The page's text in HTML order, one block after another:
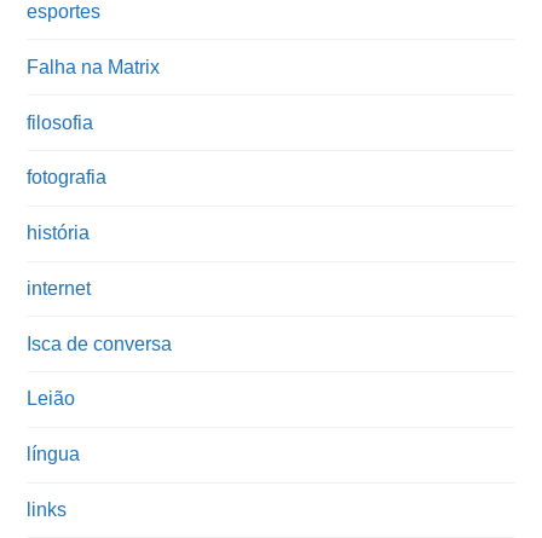
esportes
Falha na Matrix
filosofia
fotografia
história
internet
Isca de conversa
Leião
língua
links